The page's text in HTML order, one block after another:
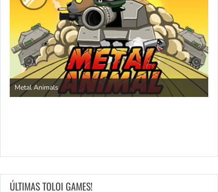
Metal Animals
ÚLTIMAS TOLOI GAMES!